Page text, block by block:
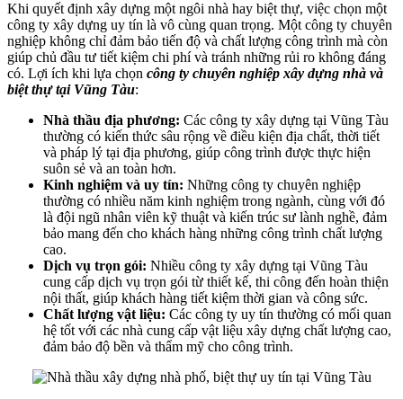
Khi quyết định xây dựng một ngôi nhà hay biệt thự, việc chọn một
công ty xây dựng uy tín là vô cùng quan trọng. Một công ty chuyên
nghiệp không chỉ đảm bảo tiến độ và chất lượng công trình mà còn
giúp chủ đầu tư tiết kiệm chi phí và tránh những rủi ro không đáng
có. Lợi ích khi lựa chọn công ty chuyên nghiệp xây dựng nhà và
biệt thự tại Vũng Tàu:
Nhà thầu địa phương: Các công ty xây dựng tại Vũng Tàu
thường có kiến thức sâu rộng về điều kiện địa chất, thời tiết
và pháp lý tại địa phương, giúp công trình được thực hiện
suôn sẻ và an toàn hơn.
Kinh nghiệm và uy tín: Những công ty chuyên nghiệp
thường có nhiều năm kinh nghiệm trong ngành, cùng với đó
là đội ngũ nhân viên kỹ thuật và kiến trúc sư lành nghề, đảm
bảo mang đến cho khách hàng những công trình chất lượng
cao.
Dịch vụ trọn gói: Nhiều công ty xây dựng tại Vũng Tàu
cung cấp dịch vụ trọn gói từ thiết kế, thi công đến hoàn thiện
nội thất, giúp khách hàng tiết kiệm thời gian và công sức.
Chất lượng vật liệu: Các công ty uy tín thường có mối quan
hệ tốt với các nhà cung cấp vật liệu xây dựng chất lượng cao,
đảm bảo độ bền và thẩm mỹ cho công trình.